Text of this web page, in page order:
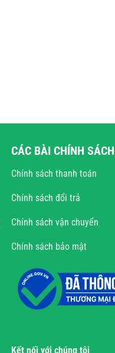
CÁC BÀI CHÍNH SÁCH
Chính sách thanh toán
Chính sách đổi trả
Chính sách vận chuyển
Chính sách bảo mật
Kết nối với chúng tôi